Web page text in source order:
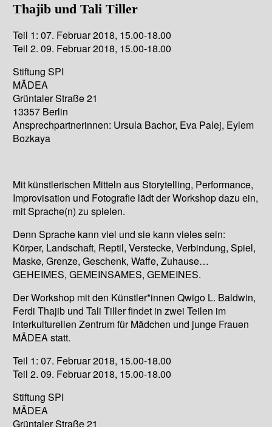
Thajib und Tali Tiller
Teil 1: 07. Februar 2018, 15.00-18.00
Teil 2. 09. Februar 2018, 15.00-18.00
Stiftung SPI
MÄDEA
Grüntaler Straße 21
13357 Berlin
Ansprechpartnerinnen: Ursula Bachor, Eva Palej, Eylem
Bozkaya
Mit künstlerischen Mitteln aus Storytelling, Performance,
Improvisation und Fotografie lädt der Workshop dazu ein,
mit Sprache(n) zu spielen.
Denn Sprache kann viel und sie kann vieles sein:
Körper, Landschaft, Reptil, Verstecke, Verbindung, Spiel,
Maske, Grenze, Geschenk, Waffe, Zuhause…
GEHEIMES, GEMEINSAMES, GEMEINES.
Der Workshop mit den Künstler*innen Qwigo L. Baldwin,
Ferdi Thajib und Tali Tiller findet in zwei Teilen im
interkulturellen Zentrum für Mädchen und junge Frauen
MÄDEA statt.
Teil 1: 07. Februar 2018, 15.00-18.00
Teil 2. 09. Februar 2018, 15.00-18.00
Stiftung SPI
MÄDEA
Grüntaler Straße 21